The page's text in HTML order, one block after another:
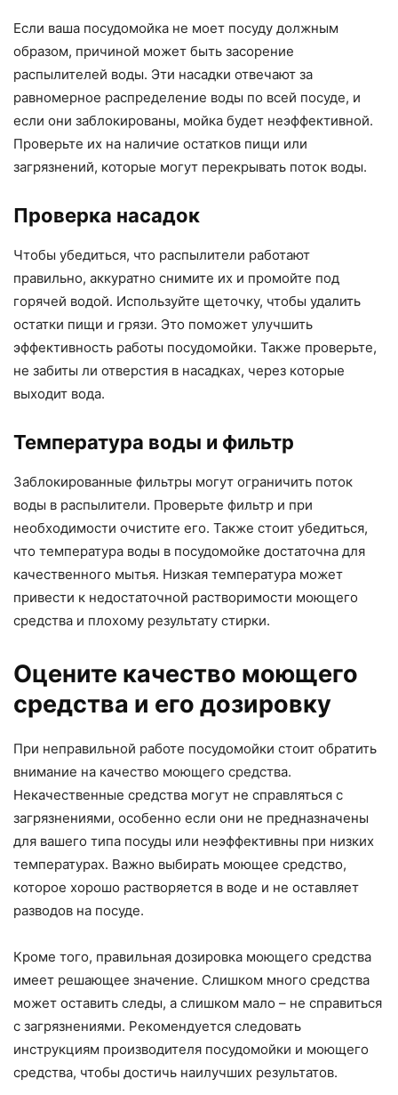
Если ваша посудомойка не моет посуду должным
образом, причиной может быть засорение
распылителей воды. Эти насадки отвечают за
равномерное распределение воды по всей посуде, и
если они заблокированы, мойка будет неэффективной.
Проверьте их на наличие остатков пищи или
загрязнений, которые могут перекрывать поток воды.
Проверка насадок
Чтобы убедиться, что распылители работают
правильно, аккуратно снимите их и промойте под
горячей водой. Используйте щеточку, чтобы удалить
остатки пищи и грязи. Это поможет улучшить
эффективность работы посудомойки. Также проверьте,
не забиты ли отверстия в насадках, через которые
выходит вода.
Температура воды и фильтр
Заблокированные фильтры могут ограничить поток
воды в распылители. Проверьте фильтр и при
необходимости очистите его. Также стоит убедиться,
что температура воды в посудомойке достаточна для
качественного мытья. Низкая температура может
привести к недостаточной растворимости моющего
средства и плохому результату стирки.
Оцените качество моющего
средства и его дозировку
При неправильной работе посудомойки стоит обратить
внимание на качество моющего средства.
Некачественные средства могут не справляться с
загрязнениями, особенно если они не предназначены
для вашего типа посуды или неэффективны при низких
температурах. Важно выбирать моющее средство,
которое хорошо растворяется в воде и не оставляет
разводов на посуде.
Кроме того, правильная дозировка моющего средства
имеет решающее значение. Слишком много средства
может оставить следы, а слишком мало – не справиться
с загрязнениями. Рекомендуется следовать
инструкциям производителя посудомойки и моющего
средства, чтобы достичь наилучших результатов.